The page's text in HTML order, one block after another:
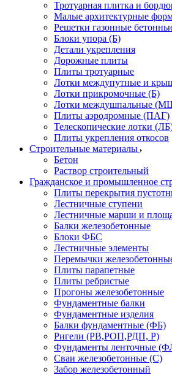
Тротуарная плитка и
Малые архитектурные
Решетки газонные
Блоки упора (Б)
Детали укрепления
Дорожные плиты
Плиты тротуарные
Лотки междупутные и
Лотки прикромочные (Б)
Лотки междушпальные
Плиты аэродромные (ПАГ)
Телескопические лотки
Плиты укрепления откосов
Строительные материалы
Бетон
Раствор строительный
Гражданское и промышленное
Плиты перекрытия
Лестничные ступени
Лестничные марши и
Балки железобетонные
Блоки ФБС
Лестничные элементы
Перемычки
Плиты парапетные
Плиты ребристые
Прогоны железобетонные
Фундаментные балки
Фундаментные изделия
Балки фундаментные (ФБ)
Ригели (РВ,РОП,РДП, Р)
Фундаменты ленточные
Сваи железобетонные (С)
Забор железобетонный